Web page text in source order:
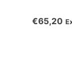
€65,20